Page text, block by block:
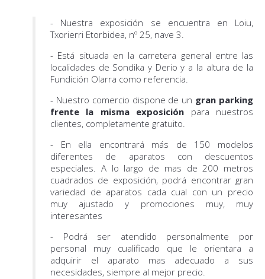
- Nuestra exposición se encuentra en Loiu,
Txorierri Etorbidea, nº 25, nave 3.
- Está situada en la carretera general entre las
localidades de Sondika y Derio y a la altura de la
Fundición Olarra como referencia.
- Nuestro comercio dispone de un gran parking
frente la misma exposición para nuestros
clientes, completamente gratuito.
- En ella encontrará más de 150 modelos
diferentes de aparatos con descuentos
especiales. A lo largo de mas de 200 metros
cuadrados de exposición, podrá encontrar gran
variedad de aparatos cada cual con un precio
muy ajustado y promociones muy, muy
interesantes
- Podrá ser atendido personalmente por
personal muy cualificado que le orientara a
adquirir el aparato mas adecuado a sus
necesidades, siempre al mejor precio.